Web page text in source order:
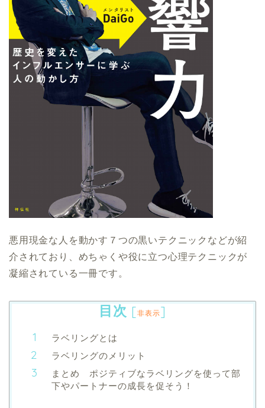
悪用現金な人を動かす７つの黒いテクニックなどが紹
介されており、めちゃくや役に立つ心理テクニックが
凝縮されている一冊です。
目次 [非表示]
ラベリングとは
ラベリングのメリット
まとめ ポジティブなラベリングを使って部
下やパートナーの成長を促そう！